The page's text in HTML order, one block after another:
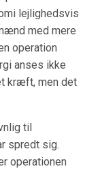
lejlighedsvis
med mere
operation
anses ikke
kræft, men det
til
spredt sig.
operationen